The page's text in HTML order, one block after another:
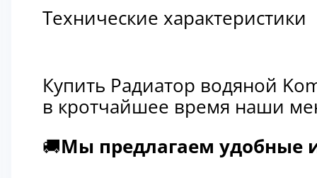
Технические характеристики
Купить Радиатор водяной
в кротчайшее время наши
🚚Мы предлагаем удобные